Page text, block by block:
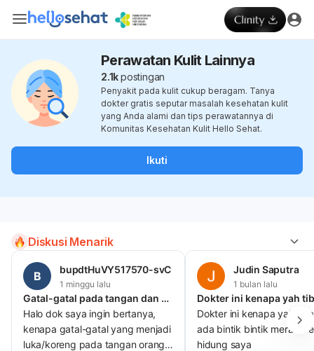
Perawatan Kulit Lainnya
2.1kpostingan
Penyakit pada kulit cukup beragam. Tanya
dokter gratis seputar masalah kesehatan kulit
yang Anda alami dan tips perawatannya di
Komunitas Kesehatan Kulit Hello Sehat.
Ikuti
Diskusi Menarik
B bupdtHuVY517570-svC
1 minggu lalu
Gatal-gatal pada tangan dan menjadi luka/korengan yang sulit sembuh
Halo dok saya ingin bertanya,
kenapa gatal-gatal yang menjadi
luka/koreng pada tangan orang
Judin Saputra
1 bulan lalu
Dokter ini kenapa yah
ada bintik bintik merah
hidung saya